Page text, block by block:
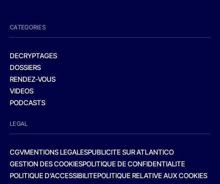
CATEGORIES
DECRYPTAGES
DOSSIERS
RENDEZ-VOUS
VIDEOS
PODCASTS
LEGAL
CGVMENTIONS LEGALESPUBLICITE SUR ATLANTICO
GESTION DES COOKIESPOLITIQUE DE CONFIDENTIALITE
POLITIQUE D’ACCESSIBILITEPOLITIQUE RELATIVE AUX COOKIES